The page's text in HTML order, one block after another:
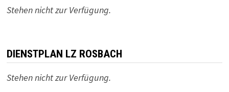
Stehen nicht zur Verfügung.
DIENSTPLAN LZ ROSBACH
Stehen nicht zur Verfügung.